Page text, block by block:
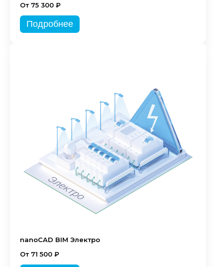
От 75 300 ₽
Подробнее
nanoCAD BIM Электро
От 71 500 ₽